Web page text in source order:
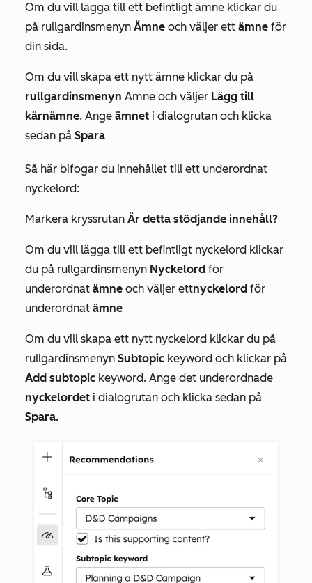
Om du vill lägga till ett befintligt ämne klickar du
på rullgardinsmenyn Ämne och väljer ett ämne för
din sida.
Om du vill skapa ett nytt ämne klickar du på
rullgardinsmenyn Ämne och väljer Lägg till
kärnämne. Ange ämnet i dialogrutan och klicka
sedan på Spara
Så här bifogar du innehållet till ett underordnat
nyckelord:
Markera kryssrutan Är detta stödjande innehåll?
Om du vill lägga till ett befintligt nyckelord klickar
du på rullgardinsmenyn Nyckelord för
underordnat ämne och väljer ettnyckelord för
underordnat ämne
Om du vill skapa ett nytt nyckelord klickar du på
rullgardinsmenyn Subtopic keyword och klickar på
Add subtopic keyword. Ange det underordnade
nyckelordet i dialogrutan och klicka sedan på
Spara.